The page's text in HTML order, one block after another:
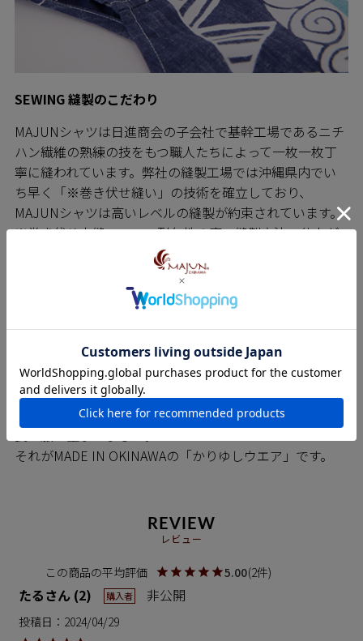
SEWING 縫製のこだわり
MAJUNシャツは日進商会の子会社で基幹工場であるニチ
ハン繊維の熟練の技をもつ職人たちによって一枚一枚丁
寧に縫われています。弊社の縫製工場では沖縄県内でい
ち早く「※巻き伏せ縫い」の技術を確立しており、
MAJUNシャツは高いレベルの縫製が約束されています。
※巻き伏せ本縫い・・・耐久性の高い縫製方法で仕上が
りの見栄えもよく、オーダーメイドシャツや 高級ブラン
ドのシャツでも多く採用されている縫製方法です。
青い海、青い空、まぶしい日差し、色とりどりの花や
沖縄は亜熱帯に属する南の島。
温暖な気候で一年中色とりどりの花が咲き、夏が一年の
半分をしめます。
そんな沖縄で、長い夏を快適にお洒落過ごせる着心地の
それがMADE IN OKINAWAの「かりゆしウエア」です。
REVIEW
レビュー
5.00 2
たる 2 購入者 非公開
投稿日 2024/04/29